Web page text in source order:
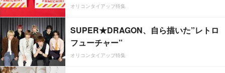
オリコンタイアップ特集
SUPER★DRAGON、自ら描いた”レトロ
フューチャー”
オリコンタイアップ特集